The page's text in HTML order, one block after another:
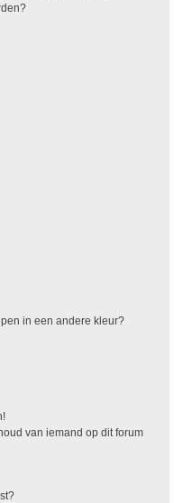
in een andere kleur?
van iemand op dit forum